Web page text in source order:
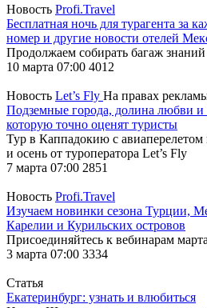
Новость Profi.Travel
Бесплатная ночь для турагента за
номер и другие новости отелей
Продолжаем собирать багаж знаний
10 марта 07:00 4012
Новость Let’s Fly На правах
Подземные города, долина любви
которую точно оценят туристы
Тур в Каппадокию с
и осень от туроператора Let’s Fly
7 марта 07:00 2851
Новость Profi.Travel
Изучаем новинки сезона Турции,
Карелии и Курильских островов
Присоединяйтесь к вебинарам марта
3 марта 07:00 3334
Статья
Екатеринбург: узнать и влюбиться